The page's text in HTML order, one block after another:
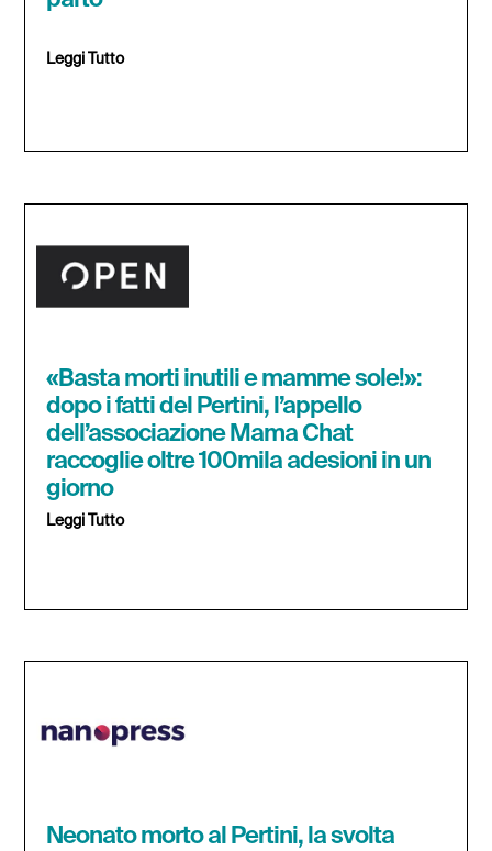
Leggi Tutto
«Basta morti inutili e mamme sole!»:
dopo i fatti del Pertini, l’appello
dell’associazione Mama Chat
raccoglie oltre 100mila adesioni in un
giorno
Leggi Tutto
Neonato morto al Pertini, la svolta